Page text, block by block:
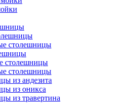
столешницы
столешницы
столешницы
из андезита
из оникса
из травертина